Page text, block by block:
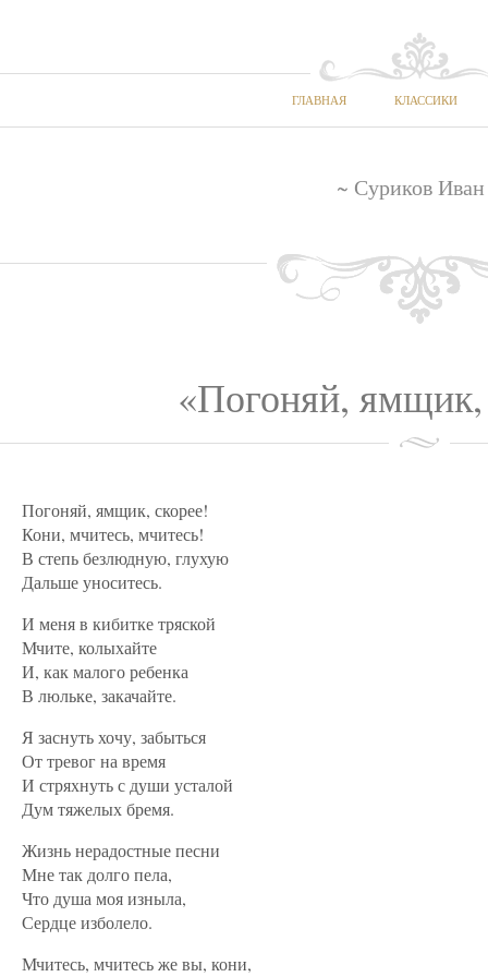
ГЛАВНАЯ КЛАССИКИ
~ Суриков
«Погоняй, ямщик,
Погоняй, ямщик, скорее!
Кони, мчитесь, мчитесь!
В степь безлюдную, глухую
Дальше уноситесь.
И меня в кибитке тряской
Мчите, колыхайте
И, как малого ребенка
В люльке, закачайте.
Я заснуть хочу, забыться
От тревог на время
И стряхнуть с души усталой
Дум тяжелых бремя.
Жизнь нерадостные песни
Мне так долго пела,
Что душа моя изныла,
Сердце изболело.
Мчитесь, мчитесь же вы, кони,